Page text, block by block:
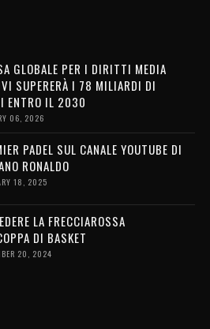
GLOBALE PER I DIRITTI MEDIA
SUPERERÀ I 78 MILIARDI DI
ENTRO IL 2030
06, 2026
PADEL SUL CANALE YOUTUBE DI
RONALDO
18, 2025
LA FRECCIAROSSA
DI BASKET
20, 2024